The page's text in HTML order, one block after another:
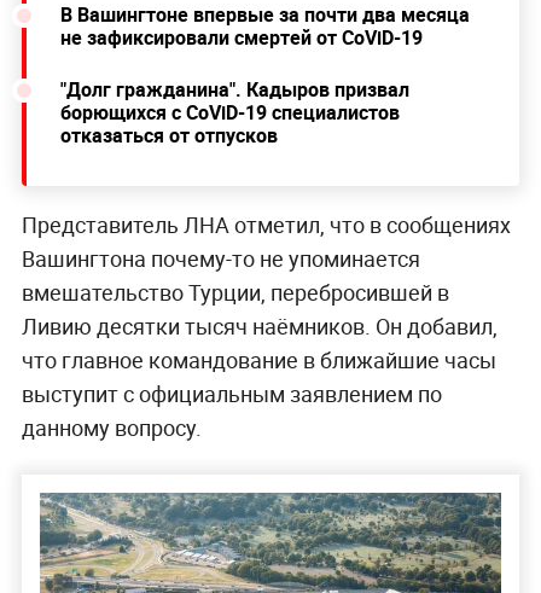
В Вашингтоне впервые за почти два месяца
не зафиксировали смертей от CoViD-19
"Долг гражданина". Кадыров призвал
борющихся с CoViD-19 специалистов
отказаться от отпусков
Представитель ЛНА отметил, что в сообщениях
Вашингтона почему-то не упоминается
вмешательство Турции, перебросившей в
Ливию десятки тысяч наёмников. Он добавил,
что главное командование в ближайшие часы
выступит с официальным заявлением по
данному вопросу.